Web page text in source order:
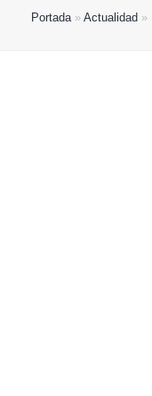
Portada» Actualidad »